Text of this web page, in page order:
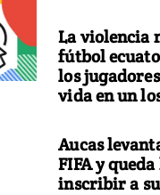
La violencia
fútbol
los
vida en un
Aucas
FIFA y
inscribir a